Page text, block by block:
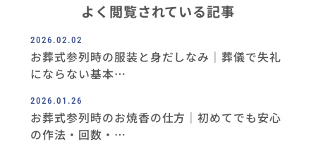
よく閲覧されている記事
2026.02.02
お葬式参列時の服装と⾝だしなみ｜葬儀で失礼
にならない基本…
2026.01.26
お葬式参列時のお焼⾹の仕⽅｜初めてでも安⼼
の作法・回数・…